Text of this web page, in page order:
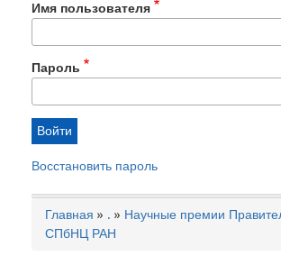
Имя пользователя
Пароль
Восстановить пароль
Строка
Главная .
Научные премии
СПбНЦ РАН